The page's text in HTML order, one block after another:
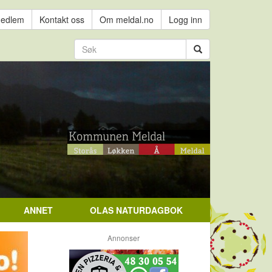
Kontakt oss Om meldal.no Logg inn
ANNET OLAS NATURDAGBOK
Annonser